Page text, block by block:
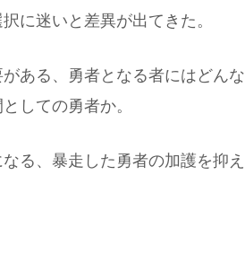
に迷いと差異が出てきた。
ある、勇者となる者にはどんな
しての勇者か。
る、暴走した勇者の加護を抑え